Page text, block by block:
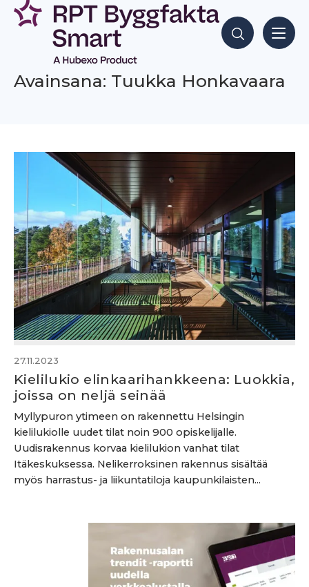
Siirry
sisältöön
Hae sisältöjä
Avainsana: Tuukka Honkavaara
27.11.2023
Kielilukio elinkaarihankkeena: Luokkia,
joissa on neljä seinää
Myllypuron ytimeen on rakennettu Helsingin
kielilukiolle uudet tilat noin 900 opiskelijalle.
Uudisrakennus korvaa kielilukion vanhat tilat
Itäkeskuksessa. Nelikerroksinen rakennus sisältää
myös harrastus- ja liikuntatiloja kaupunkilaisten...